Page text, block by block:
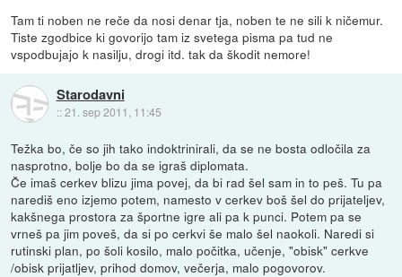
Tam ti noben ne reče da nosi denar tja, noben te ne sili k ničemur.
Tiste zgodbice ki govorijo tam iz svetega pisma pa tud ne
vspodbujajo k nasilju, drogi itd. tak da škodit nemore!
Starodavni
::21. sep 2011, 11:45
Težka bo, če so jih tako indoktrinirali, da se ne bosta odločila za
nasprotno, bolje bo da se igraš diplomata.
Če imaš cerkev blizu jima povej, da bi rad šel sam in to peš. Tu pa
narediš eno izjemo potem, namesto v cerkev boš šel do prijateljev,
kakšnega prostora za športne igre ali pa k punci. Potem pa se
vrneš pa jim poveš, da si po cerkvi še malo šel naokoli. Naredi si
rutinski plan, po šoli kosilo, malo počitka, učenje, "obisk" cerkve
/obisk prijatljev, prihod domov, večerja, malo pogovorov.